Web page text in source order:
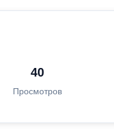
40
Просмотров